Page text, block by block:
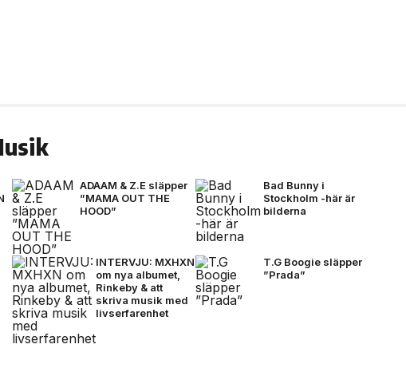
ADAAM & Z.E släpper
”MAMA OUT THE
HOOD”
Bad Bunny i
Stockholm -här är
bilderna
INTERVJU: MXHXN
om nya albumet,
Rinkeby & att
skriva musik med
livserfarenhet
T.G Boogie släpper
”Prada”